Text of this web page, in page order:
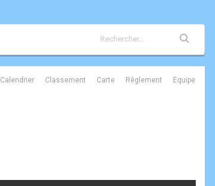
Calendrier Classement Carte Règlement Équipe